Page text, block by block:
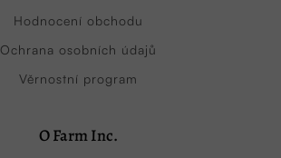
Hodnocení obchodu
Ochrana osobních údajů
Věrnostní program
O Farm Inc.